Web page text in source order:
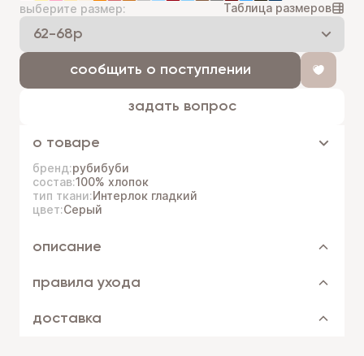
выберите размер: Таблица размеров
сообщить о поступлении
задать вопрос
о товаре
бренд:рубибуби
состав:100% хлопок
тип ткани:Интерлок гладкий
цвет:Серый
описание
правила ухода
доставка